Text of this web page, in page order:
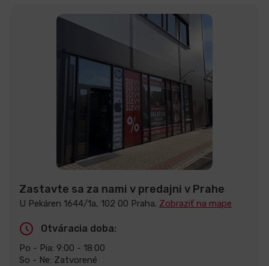
Zastavte sa za nami v predajni v Prahe
U Pekáren 1644/1a, 102 00 Praha. Zobraziť na mape
Otváracia doba:
Po - Pia: 9:00 - 18:00
So - Ne: Zatvorené